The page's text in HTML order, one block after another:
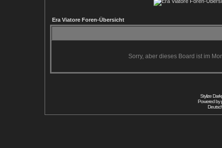
Era Viatore Foren-Übersicht
Sorry, aber dieses Board ist im
Stylize
Powered by